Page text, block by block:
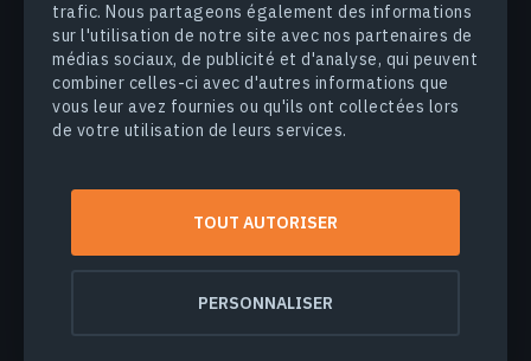
trafic. Nous partageons également des informations
sur l'utilisation de notre site avec nos partenaires de
médias sociaux, de publicité et d'analyse, qui peuvent
combiner celles-ci avec d'autres informations que
vous leur avez fournies ou qu'ils ont collectées lors
de votre utilisation de leurs services.
TOUT AUTORISER
PERSONNALISER
ENTREPRISE
DÉCOUVRIR
Tous droits réservés.
Sécurité des données